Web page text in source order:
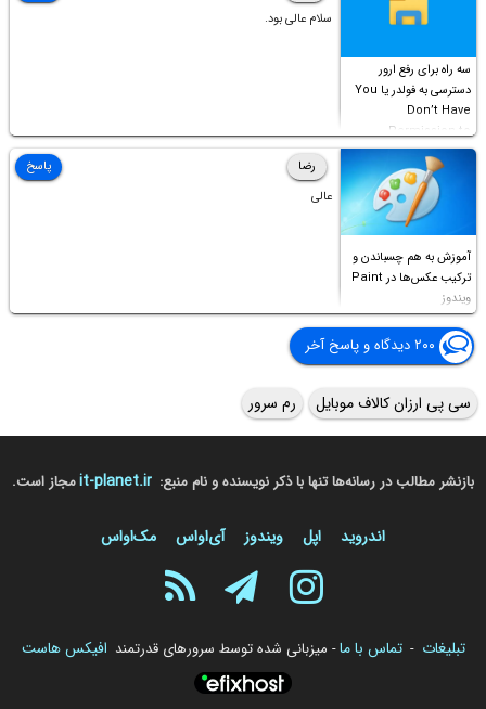
سه راه برای رفع ارور
دسترسی به فولدر یا You
Don’t Have
Permission to
Access this folder
سلام عالی بود.
آموزش به هم چسباندن و
ترکیب عکس‌ها در Paint
ویندوز
رضا
عالی
پاسخ
۲۰۰ دیدگاه و پاسخ آخر
سی پی ارزان کالاف موبایل رم سرور
بازنشر مطالب در رسانه‌ها تنها با ذکر نویسنده و نام منبع: it-planet.irمجاز است.
اندروید اپل ویندوز آی‌او‌اس مک‌او‌اس
تبلیغات - تماس با ما- میزبانی شده توسط سرورهای قدرتمند افیکس هاست